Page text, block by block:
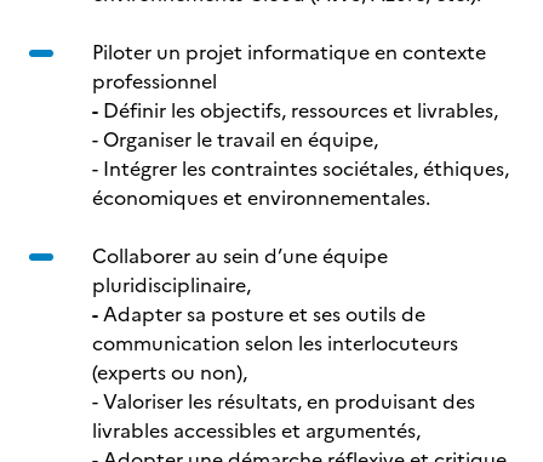
Piloter un projet informatique en contexte
professionnel
- Définir les objectifs, ressources et livrables,
- Organiser le travail en équipe,
- Intégrer les contraintes sociétales, éthiques,
économiques et environnementales.
Collaborer au sein d’une équipe
pluridisciplinaire,
-Adapter sa posture et ses outils de
communication selon les interlocuteurs
(experts ou non),
- Valoriser les résultats, en produisant des
livrables accessibles et argumentés,